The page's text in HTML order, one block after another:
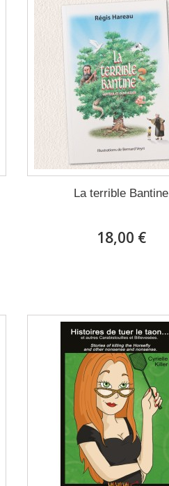
La terrible Bantine
18,00 €